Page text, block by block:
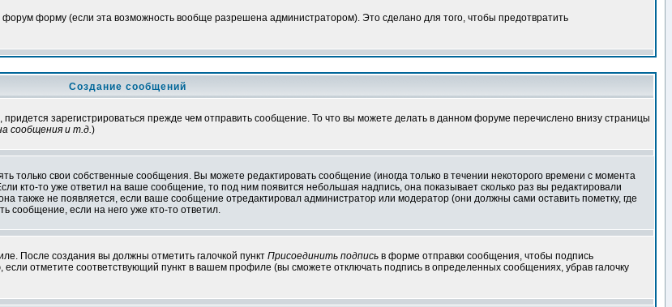
форму (если эта возможность вообще разрешена администратором). Это сделано для того, чтобы предотвратить
Создание сообщений
зарегистрироваться прежде чем отправить сообщение. То что вы можете делать в данном форуме перечислено внизу страницы
сообщения и т.д.)
только свои собственные сообщения. Вы можете редактировать сообщение (иногда только в течении некоторого времени с момента
кто-то уже ответил на ваше сообщение, то под ним появится небольшая надпись, она показывает сколько раз вы редактировали
также не появляется, если ваше сообщение отредактировал администратор или модератор (они должны сами оставить пометку, где
сообщение, если на него уже кто-то ответил.
После создания вы должны отметить галочкой пункт Присоединить подпись в форме отправки сообщения, чтобы подпись
отметите соответствующий пункт в вашем профиле (вы сможете отключать подпись в определенных сообщениях, убрав галочку